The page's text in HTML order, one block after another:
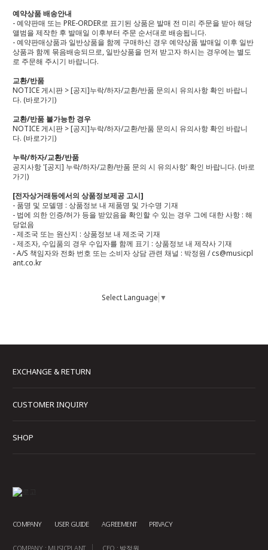
예약상품 배송안내
- 예약판매 또는 PRE-ORDER로 표기된 상품은 발매 전 미리 주문을 받아 해당
앨범을 제작한 후 발매일 이후부터 주문 순서대로 배송됩니다.
- 예약판매상품과 일반상품을 함께 구매하신 경우 예약상품 발매일 이후 일반
상품과 함께 묶음배송되므로, 일반상품을 먼저 받고자 하시는 경우에는 별도
로 주문해 주시기 바랍니다.
교환/반품
NOTICE 게시판 > [공지]누락/하자/교환/반품 문의시 유의사항 확인 바랍니
다. (바로가기)
교환/반품 불가능한 경우
NOTICE 게시판 > [공지]누락/하자/교환/반품 문의시 유의사항 확인 바랍니
다. (바로가기)
누락/하자/교환/반품
공지사항 '[공지] 누락/하자/교환/반품 문의 시 유의사항' 확인 바랍니다. (바로
가기)
[전자상거래등에서의 상품정보제공 고시]
- 품명 및 모델명 : 상품정보 내 제품명 및 가수명 기재
- 법에 의한 인증/허가 등을 받았음을 확인할 수 있는 경우 그에 대한 사항 : 해
당없음
- 제조국 또는 원산지 : 상품정보 내 제조국 기재
- 제조자, 수입품의 경우 수입자를 함께 표기 : 상품정보 내 제작사 기재
- A/S 책임자와 전화 번호 또는 소비자 상담 관련 채널 : 박정원 / cs@musicpl
ant.co.kr
Select Language ▼
EXCHANGE & RETURN
CUSTOMER INQUIRY
SHOP
COMPANY USER GUIDE AGREEMENT PRIVACY
COMPANY : MUSICPLANT CEO : 박정원